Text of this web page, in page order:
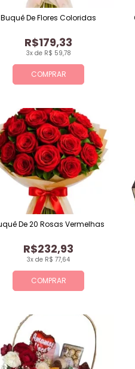
COMPRAR
3x de R$ 59,78
R$179,33
Buquê De Flores Coloridas
COMPRAR
3x de R$ 77,64
R$232,93
De 20 Rosas Vermelhas